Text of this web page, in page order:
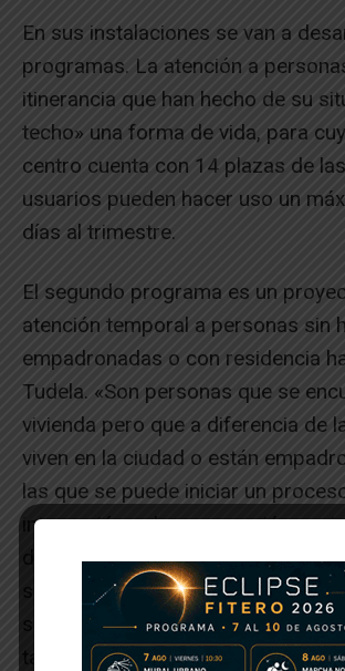
En sus instalaciones se van a
programas. La atención a
itinerancia que han hecho de su
techo» una forma de vida, para
centro cuenta con 14 plazas de
usuarios pueden hacer uso un
días al trimestre.
El segundo programa es un
atención temporal a personas sin
empadronadas o con residencia
Tudela. «Son personas que se
vivienda pero que a diferencia de
viven en la ciudad o están
las que se puede iniciar un
integración y de cooperación
de estancia que se plantea es de
siempre con la coordinación de
sociales de base y con la
tanto en el proceso